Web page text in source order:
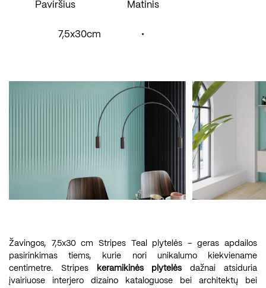
Paviršius Matinis
7,5x30cm •
Žavingos, 7,5x30 cm Stripes Teal plytelės – geras apdailos
pasirinkimas tiems, kurie nori unikalumo kiekviename
centimetre. Stripes
keramikinės plytelės dažnai atsiduria
įvairiuose interjero dizaino kataloguose bei architektų bei